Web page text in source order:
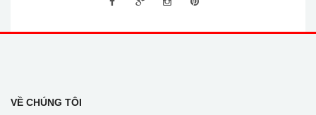
VỀ CHÚNG TÔI